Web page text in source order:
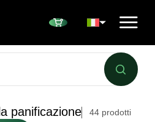
panificazione 44 prodotti